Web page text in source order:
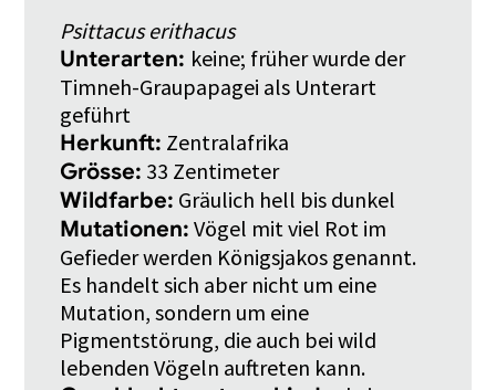
Psittacus erithacus
Unterarten: keine; früher wurde der
Timneh-Graupapagei als Unterart
geführt
Herkunft: Zentralafrika
Grösse: 33 Zentimeter
Wildfarbe: Gräulich hell bis dunkel
Mutationen: Vögel mit viel Rot im
Gefieder werden Königsjakos genannt.
Es handelt sich aber nicht um eine
Mutation, sondern um eine
Pigmentstörung, die auch bei wild
lebenden Vögeln auftreten kann.